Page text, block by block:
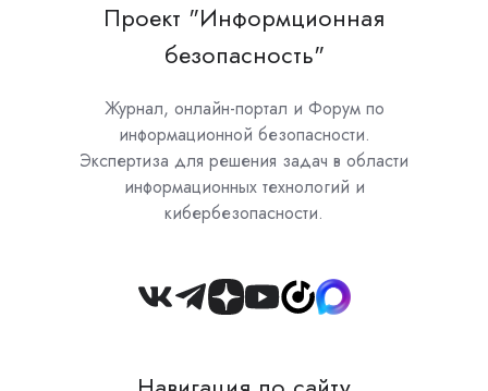
Проект "Информционная
безопасность"
Журнал, онлайн-портал и Форум по
информационной безопасности.
Экспертиза для решения задач в области
информационных технологий и
кибербезопасности.
Join